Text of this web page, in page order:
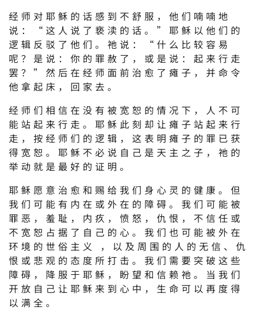
经师对耶稣的话感到不舒服，他们喃喃地
说：“这人说了亵渎的话。”耶稣以他们的
逻辑反驳了他们。祂说：“什么比较容易
呢？是说：你的罪赦了，或是说：起来行走
罢？”然后在经师面前治愈了瘫子，并命令
他拿起床，回家去。
经师们相信在没有被宽恕的情况下，人不可
能站起来行走。耶稣此刻却让瘫子站起来行
走，按经师们的逻辑，这表明瘫子的罪已获
得宽恕。耶稣不必说自己是天主之子，祂的
举动就是最好的证明。
耶稣愿意治愈和赐给我们身心灵的健康。但
我们可能有内在或外在的障碍。我们可能被
罪恶，羞耻，内疚，愤怒，仇恨，不信任或
不宽恕占据了自己的心。我们也可能被外在
环境的世俗主义 ，以及周围的人的无信、仇
恨或悲观的态度所打击。我们需要突破这些
障碍，降服于耶稣，盼望和信赖祂。当我们
开放自己让耶稣来到心中，生命可以再度得
以满全。